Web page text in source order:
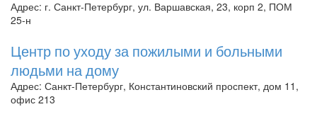
Адрес: г. Санкт-Петербург, ул. Варшавская, 23, корп 2, ПОМ
25-н
Центр по уходу за пожилыми и больными
людьми на дому
Адрес: Санкт-Петербург, Константиновский проспект, дом 11,
офис 213